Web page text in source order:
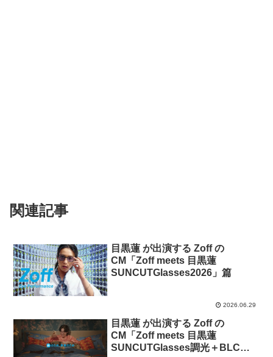
関連記事
目黒蓮 が出演する Zoff の
CM「Zoff meets 目黒蓮
SUNCUTGlasses2026」篇
2026.06.29
目黒蓮 が出演する Zoff の
CM「Zoff meets 目黒蓮
SUNCUTGlasses調光＋BLC」